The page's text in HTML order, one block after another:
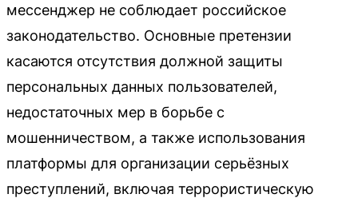
мессенджер не соблюдает российское
законодательство. Основные претензии
касаются отсутствия должной защиты
персональных данных пользователей,
недостаточных мер в борьбе с
мошенничеством, а также использования
платформы для организации серьёзных
преступлений, включая террористическую